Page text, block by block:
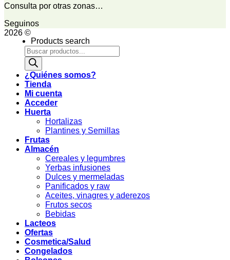
Consulta por otras zonas…
Seguinos
2026 ©
Products search
¿Quiénes somos?
Tienda
Mi cuenta
Acceder
Huerta
Hortalizas
Plantines y Semillas
Frutas
Almacén
Cereales y legumbres
Yerbas infusiones
Dulces y mermeladas
Panificados y raw
Aceites, vinagres y aderezos
Frutos secos
Bebidas
Lacteos
Ofertas
Cosmetica/Salud
Congelados